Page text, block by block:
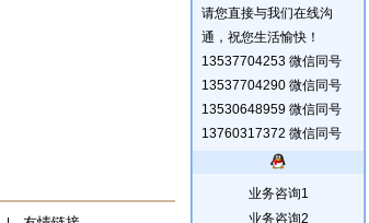
请您直接与我们在线沟
通，祝您生活愉快！
13537704253 微信同号
13537704290 微信同号
13530648959 微信同号
13760317372 微信同号
业务咨询1
业务咨询2